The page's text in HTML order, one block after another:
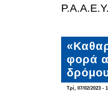
Ρ.Α.Α.Ε.Υ.
φορά
Τρί, 07/02/2023 -